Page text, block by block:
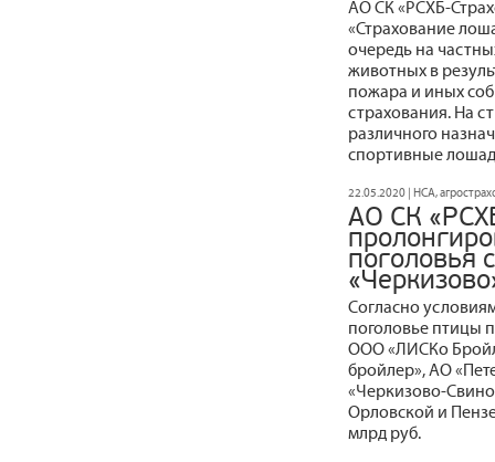
АО СК «РСХБ-
«Страхование
очередь на
животных в
пожара и иных
страхования. На
различного
спортивные
22.05.2020 | НСА,
АО СК
поголовья
Согласно
поголовье птицы
ООО «ЛИСКо
бройлер», АО
«Черкизово-
Орловской и
млрд руб.